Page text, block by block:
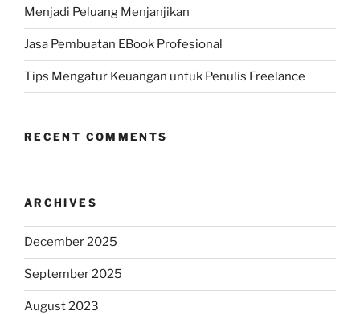
Menjadi Peluang Menjanjikan
Jasa Pembuatan EBook Profesional
Tips Mengatur Keuangan untuk Penulis Freelance
RECENT COMMENTS
ARCHIVES
December 2025
September 2025
August 2023